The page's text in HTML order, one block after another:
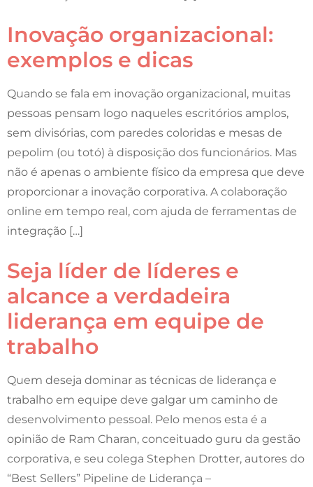
Inovação organizacional:
exemplos e dicas
Quando se fala em inovação organizacional, muitas
pessoas pensam logo naqueles escritórios amplos,
sem divisórias, com paredes coloridas e mesas de
pepolim (ou totó) à disposição dos funcionários. Mas
não é apenas o ambiente físico da empresa que deve
proporcionar a inovação corporativa. A colaboração
online em tempo real, com ajuda de ferramentas de
integração […]
Seja líder de líderes e
alcance a verdadeira
liderança em equipe de
trabalho
Quem deseja dominar as técnicas de liderança e
trabalho em equipe deve galgar um caminho de
desenvolvimento pessoal. Pelo menos esta é a
opinião de Ram Charan, conceituado guru da gestão
corporativa, e seu colega Stephen Drotter, autores do
“Best Sellers” Pipeline de Liderança –